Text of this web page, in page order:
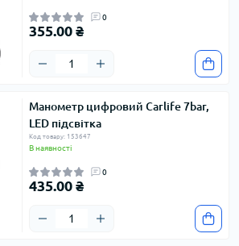
0
355.00 ₴
Манометр цифровий Carlife 7bar,
LED підсвітка
Код товару: 153647
В наявності
0
435.00 ₴